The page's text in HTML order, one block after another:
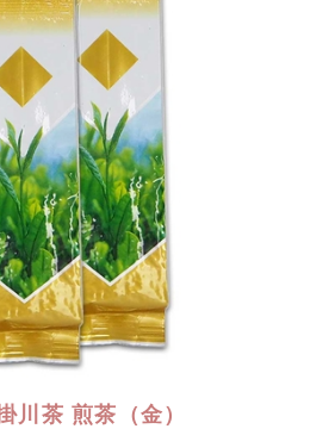
川茶 煎茶（金）